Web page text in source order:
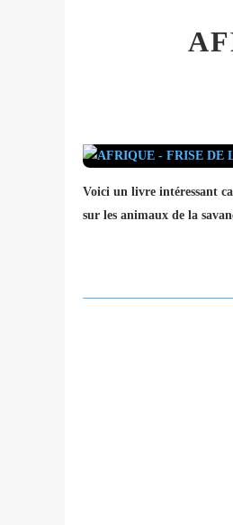
Voici un livre intéressant
sur les animaux de la